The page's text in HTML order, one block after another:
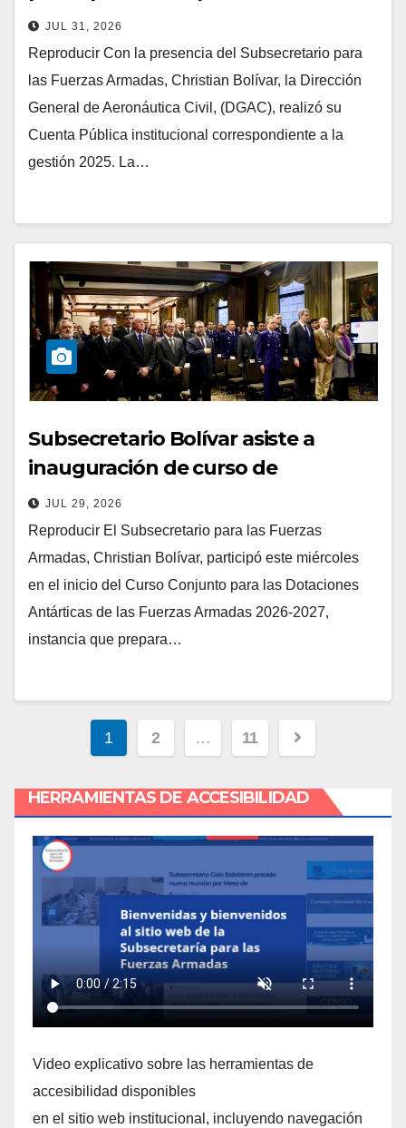
Subsecretario Bolívar
JUL 31, 2026
Reproducir Con la presencia del Subsecretario para
las Fuerzas Armadas, Christian Bolívar, la Dirección
General de Aeronáutica Civil, (DGAC), realizó su
Cuenta Pública institucional correspondiente a la
gestión 2025. La…
Subsecretario Bolívar asiste a
inauguración de curso de
preparación de Dotaciones
Antárticas de las FFAA
JUL 29, 2026
Reproducir El Subsecretario para las Fuerzas
Armadas, Christian Bolívar, participó este miércoles
en el inicio del Curso Conjunto para las Dotaciones
Antárticas de las Fuerzas Armadas 2026-2027,
instancia que prepara…
Navegación
entradas
1 2 … 11
HERRAMIENTAS DE ACCESIBILIDAD
Video explicativo sobre las herramientas de
accesibilidad disponibles
en el sitio web institucional, incluyendo navegación